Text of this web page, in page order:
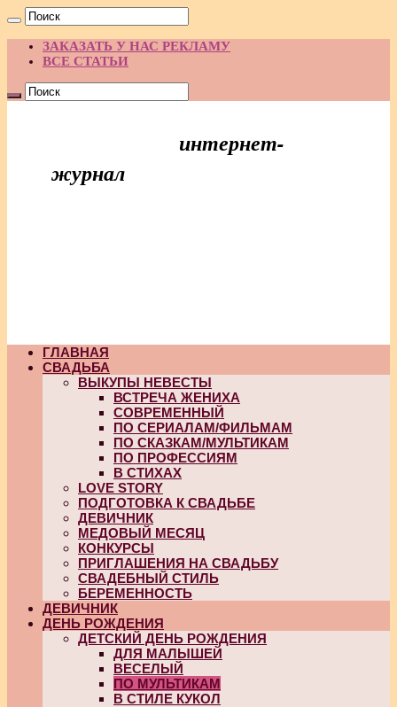
ЗАКАЗАТЬ У НАС РЕКЛАМУ
ВСЕ СТАТЬИ
интернет-
журнал
ГЛАВНАЯ
СВАДЬБА
ВЫКУПЫ НЕВЕСТЫ
ВСТРЕЧА ЖЕНИХА
СОВРЕМЕННЫЙ
ПО СЕРИАЛАМ/ФИЛЬМАМ
ПО СКАЗКАМ/МУЛЬТИКАМ
ПО ПРОФЕССИЯМ
В СТИХАХ
LOVE STORY
ПОДГОТОВКА К СВАДЬБЕ
ДЕВИЧНИК
МЕДОВЫЙ МЕСЯЦ
КОНКУРСЫ
ПРИГЛАШЕНИЯ НА СВАДЬБУ
СВАДЕБНЫЙ СТИЛЬ
БЕРЕМЕННОСТЬ
ДЕВИЧНИК
ДЕНЬ РОЖДЕНИЯ
ДЕТСКИЙ ДЕНЬ РОЖДЕНИЯ
ДЛЯ МАЛЫШЕЙ
ВЕСЕЛЫЙ
ПО МУЛЬТИКАМ
В СТИЛЕ КУКОЛ